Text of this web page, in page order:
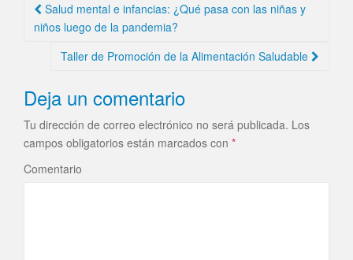
Navegación de la entrada
Salud mental e infancias: ¿Qué pasa con las niñas y
niños luego de la pandemia?
Taller de Promoción de la Alimentación Saludable
Deja un comentario
Tu dirección de correo electrónico no será publicada. Los
campos obligatorios están marcados con *
Comentario